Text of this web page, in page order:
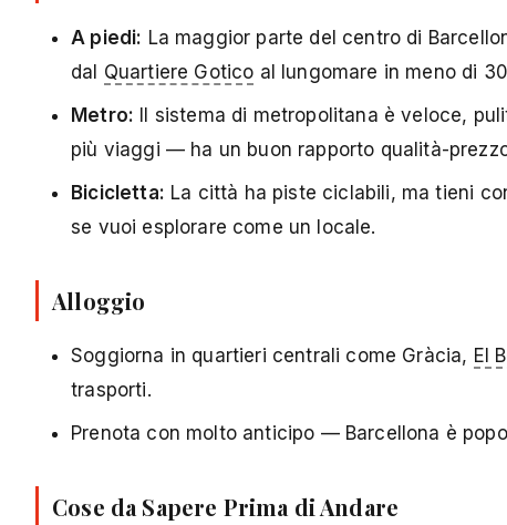
A piedi: La maggior parte del centro di
dal Quartiere Gotico al lungomare in meno di
Metro: Il sistema di metropolitana è veloce,
più viaggi — ha un buon rapporto qualità-
Bicicletta: La città ha piste ciclabili, ma tieni
se vuoi esplorare come un locale.
Alloggio
Soggiorna in quartieri centrali come Gràcia, El
trasporti.
Prenota con molto anticipo — Barcellona è
Cose da Sapere Prima di Andare